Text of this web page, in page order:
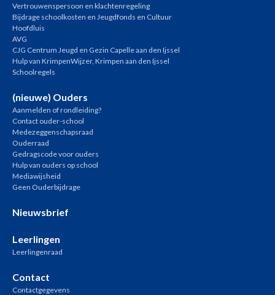
Vertrouwenspersoon en klachtenregeling
Bijdrage schoolkosten en Jeugdfonds en Cultuur
Hoofdluis
AVG
CJG Centrum Jeugd en Gezin Capelle aan den Ijssel
Hulp van KrimpenWijzer, Krimpen aan den Ijssel
Schoolregels
(nieuwe) Ouders
Aanmelden of rondleiding?
Contact ouder-school
Medezeggenschapsraad
Ouderraad
Gedragscode voor ouders
Hulp van ouders op school
Mediawijsheid
Geen Ouderbijdrage
Nieuwsbrief
Leerlingen
Leerlingenraad
Contact
Contactgegevens